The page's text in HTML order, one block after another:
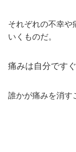
それぞれの不幸や
いくものだ。
痛みは自分です
誰かが痛みを消す